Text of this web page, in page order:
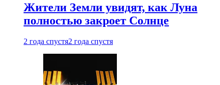
Жители Земли увидят, как Луна
полностью закроет Солнце
2 года спустя2 года спустя